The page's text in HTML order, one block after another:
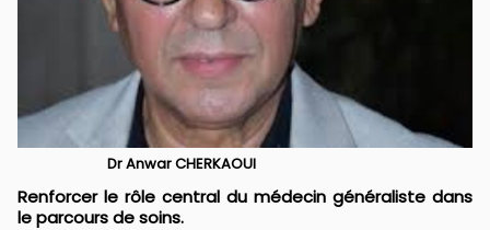
Dr Anwar CHERKAOUI
Renforcer le rôle central du médecin généraliste dans
le parcours de soins.